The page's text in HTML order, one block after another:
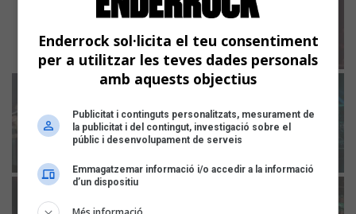
Enderrock sol·licita el teu consentiment
per a utilitzar les teves dades personals
amb aquests objectius
Publicitat i continguts personalitzats, mesurament de
la publicitat i del contingut, investigació sobre el
públic i desenvolupament de serveis
Emmagatzemar informació i/o accedir a la informació
d’un dispositiu